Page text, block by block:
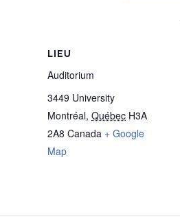
LIEU
Auditorium
3449 University
Montréal, Québec H3A
2A8 Canada + Google
Map